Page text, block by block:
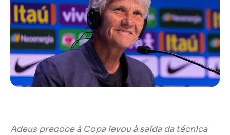
Adeus precoce à Copa levou à saída da técnica